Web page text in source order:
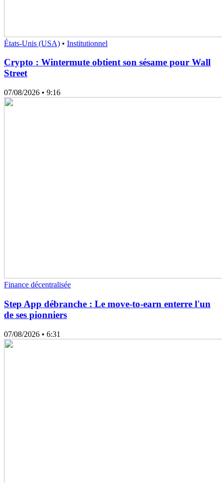
États-Unis (USA) • Institutionnel
Crypto : Wintermute obtient son sésame pour Wall
Street
07/08/2026 • 9:16
Finance décentralisée
Step App débranche : Le move-to-earn enterre l'un
de ses pionniers
07/08/2026 • 6:31